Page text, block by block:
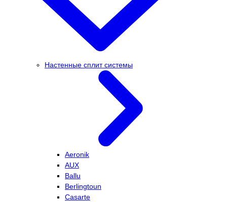
Настенные сплит системы
Aeronik
AUX
Ballu
Berlingtoun
Casarte